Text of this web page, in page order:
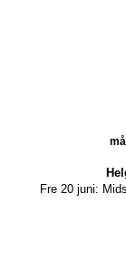
Fre 20 juni: